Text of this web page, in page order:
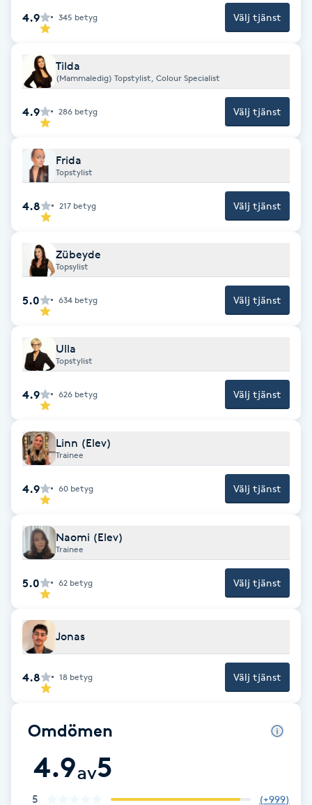
Enzympeeling
Extensions borttagning
Eyeliner-tatuering
Face framing
Faceliftmassage
Fet hårbotten
Fettreducering
Fibromassage
Fotmassage
Fotsvamp
Fotvård
Fransar
Fransborttagning
Fransförlängning
Fransförlängning Megavolym
Fransförlängning Volym
4.9 345 betyg Välj tjänst
Tilda
(Mammaledig) Topstylist, Colour Specialist
4.9 286 betyg Välj tjänst
Frida
Topstylist
4.8 217 betyg Välj tjänst
Zübeyde
Topsylist
5.0 634 betyg Välj tjänst
Ulla
Topstylist
4.9 626 betyg Välj tjänst
Linn (Elev)
Trainee
4.9 60 betyg Välj tjänst
Naomi (Elev)
Trainee
5.0 62 betyg Välj tjänst
Jonas
4.8 18 betyg Välj tjänst
Omdömen
4.9av5
5 (+999)